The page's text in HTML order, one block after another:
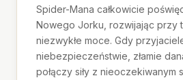
Spider-Mana całkowicie
Nowego Jorku, rozwijając przy
niezwykłe moce. Gdy
niebezpieczeństwie, złamie
połączy siły z nieoczekiwanym